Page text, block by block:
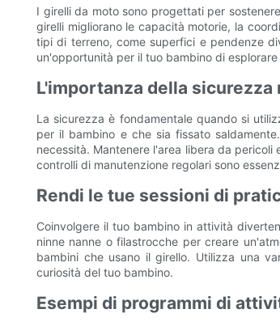
I girelli da moto sono progettati per
girelli migliorano le capacità motorie, la
tipi di terreno, come superfici e pendenze
un'opportunità per il tuo bambino di
L'importanza della
La sicurezza è fondamentale quando si
per il bambino e che sia fissato
necessità. Mantenere l'area libera da
controlli di manutenzione regolari sono
Rendi le tue sessioni di
Coinvolgere il tuo bambino in attività
ninne nanne o filastrocche per creare
bambini che usano il girello. Utilizza una
curiosità del tuo bambino.
Esempi di programmi di